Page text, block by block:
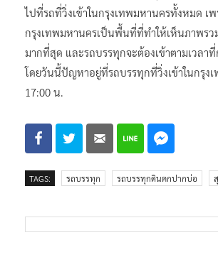
ไปที่รถที่วิ่งเข้าในกรุงเทพมหานครทั้งหมด เพ
กรุงเทพมหานครเป็นพื้นที่ที่ทำให้เห็นภาพรว
มากที่สุด และรถบรรทุกจะต้องเข้าตามเวลา
โดยวันนี้ปัญหาอยู่ที่รถบรรทุกที่วิ่งเข้าในกรุง
17:00 น.
TAGS: รถบรรทุก รถบรรทุกดินตกปากบ่อ